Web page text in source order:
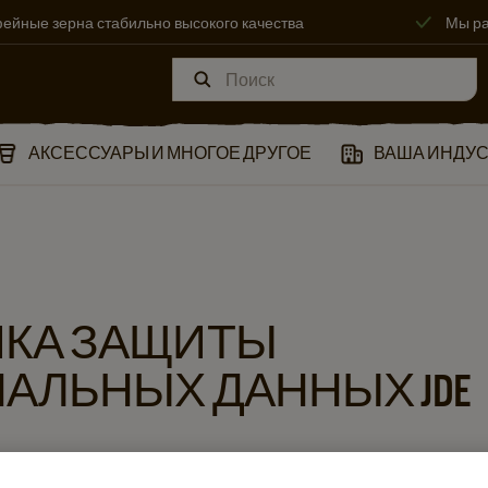
зерна стабильно высокого качества Мы
АКСЕССУАРЫ И МНОГОЕ ДРУГОЕ ВАША
ЗАЩИТЫ
ДАННЫХ JDE